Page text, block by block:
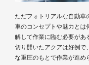
ただフォトリアルな自動車
車のコンセプトや魅力とは
解して作業に臨む必要があ
切り開いたアクアは好例で
な重圧のもとで作業が進め